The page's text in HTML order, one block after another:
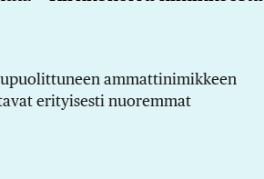
ammattinimikkeen
erityisesti nuoremmat